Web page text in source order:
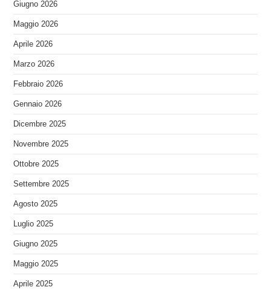
Giugno 2026
Maggio 2026
Aprile 2026
Marzo 2026
Febbraio 2026
Gennaio 2026
Dicembre 2025
Novembre 2025
Ottobre 2025
Settembre 2025
Agosto 2025
Luglio 2025
Giugno 2025
Maggio 2025
Aprile 2025